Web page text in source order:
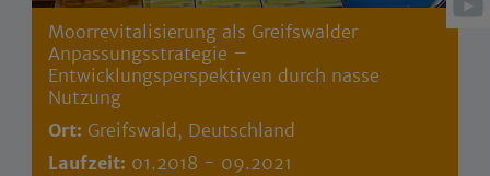
Moorrevitalisierung als Greifswalder
Anpassungsstrategie –
Entwicklungsperspektiven durch nasse
Nutzung
Ort: Greifswald, Deutschland
Laufzeit: 01.2018 - 09.2021